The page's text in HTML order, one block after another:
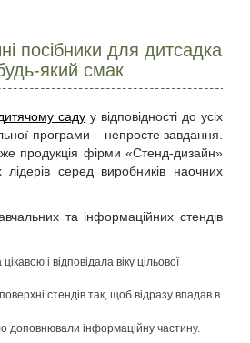
посібники для дитсадка
який смак
саду у відповідності до усіх
програми – непросте завдання.
продукція фірми «Стенд-дизайн»
серед виробників наочних
та інформаційних стендів
і відповідала віку цільової
стендів так, щоб відразу впадав в
доповнювали інформаційну частину.